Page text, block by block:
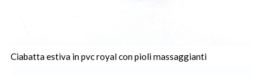
Ciabatta estiva in pvc royal con pioli massaggianti